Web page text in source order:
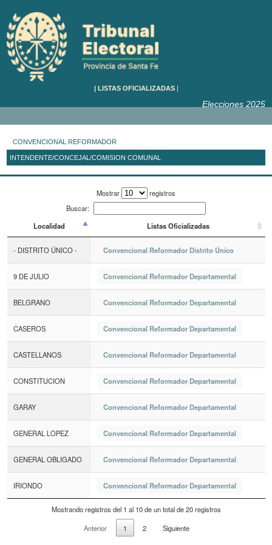
LISTAS OFICIALIZADAS
Elecciones 2025
CONVENCIONAL REFORMADOR
INTENDENTE/CONCEJAL/COMISION COMUNAL
Mostrar
registros
Buscar:
Localidad
Listas Oficializadas
- DISTRITO ÚNICO - Convencional Reformador Distrito Único
9 DE JULIO Convencional Reformador Departamental
BELGRANO Convencional Reformador Departamental
CASEROS Convencional Reformador Departamental
CASTELLANOS Convencional Reformador Departamental
CONSTITUCION Convencional Reformador Departamental
GARAY Convencional Reformador Departamental
GENERAL LOPEZ Convencional Reformador Departamental
GENERAL OBLIGADO Convencional Reformador Departamental
IRIONDO Convencional Reformador Departamental
Mostrando registros del 1 al 10 de un total de 20 registros
Anterior
1 2 Siguiente